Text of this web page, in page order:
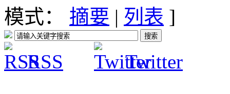
模式： 摘要 | 列表 ]
RSS Twitter